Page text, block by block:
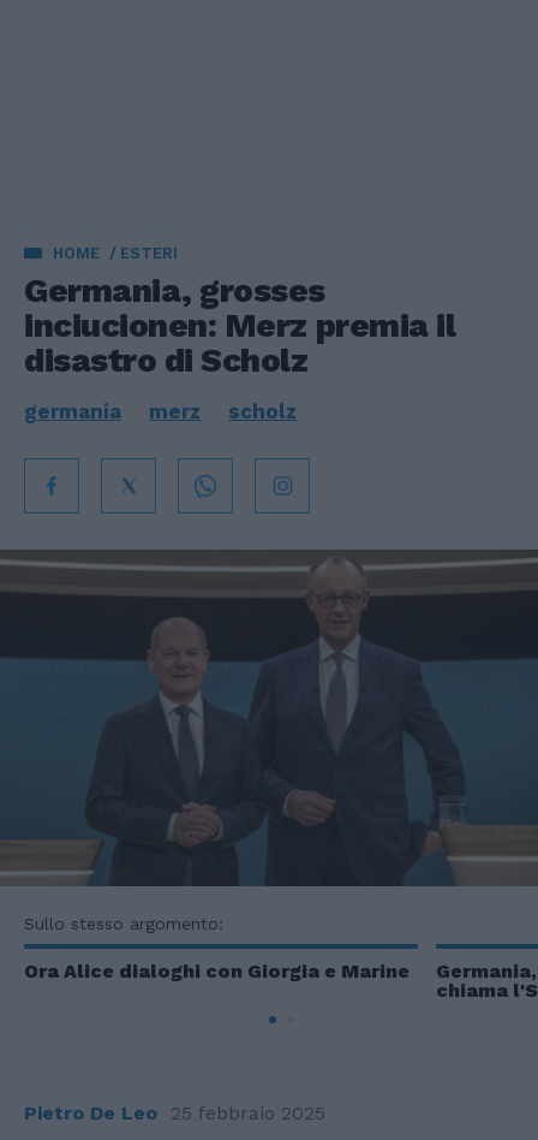
HOME ESTERI
Germania, grosses
inciucionen: Merz premia il
disastro di Scholz
germania merz scholz
Sullo stesso argomento:
Ora Alice dialoghi con Giorgia e Marine
chiama
Pietro De Leo 25 febbraio 2025